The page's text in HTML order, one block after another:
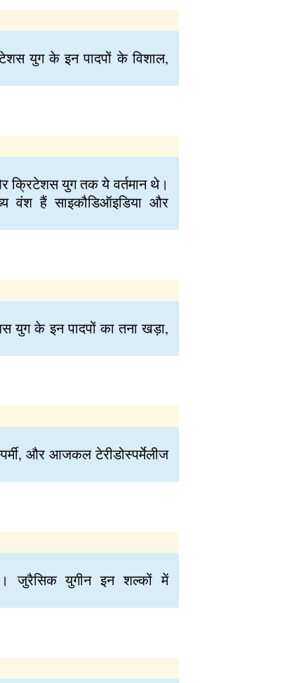
युग के इन पादपों के विशाल,
क्रिटेशस युग तक ये वर्तमान थे।
वंश हैं साइकौडिऑइडिया और
युग के इन पादपों का तना खड़ा,
और आजकल टेरीडोस्पर्मेलीज
जुरैसिक युगीन इन शल्कों में